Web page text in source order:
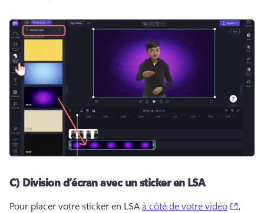
C) Division d’écran avec un sticker en LSA
Pour placer votre sticker en LSA à côté de votre vidéo
,